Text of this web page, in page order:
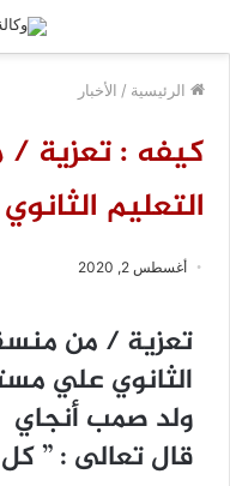
الرئيسية / الأخبار
كيفه : تعزية
التعليم
أغسطس 2, 2020
تعزية / من
الثانوي علي
ولد صمب أنجاي
قال تعالى : ”